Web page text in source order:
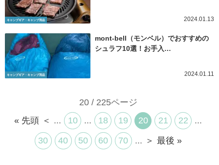
キャンプギア・キャンプ用品 2024.01.13
キャンプギア・キャンプ用品
mont-bell（モンベル）でおすすめの
シュラフ10選！お手入…
2024.01.11
20 / 225ページ
« 先頭 ＜ ... 10 ... 18 19 20 21 22 ...
30 40 50 60 70 ... ＞ 最後 »